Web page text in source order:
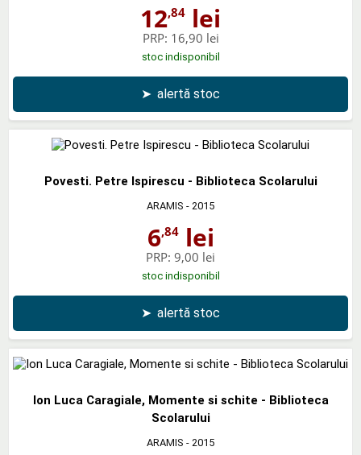
12,84 lei
PRP: 16,90 lei
stoc indisponibil
➤ alertă stoc
Povesti. Petre Ispirescu - Biblioteca Scolarului
ARAMIS - 2015
6,84lei
PRP: 9,00 lei
stoc indisponibil
➤ alertă stoc
Ion Luca Caragiale, Momente si schite - Biblioteca
Scolarului
ARAMIS - 2015